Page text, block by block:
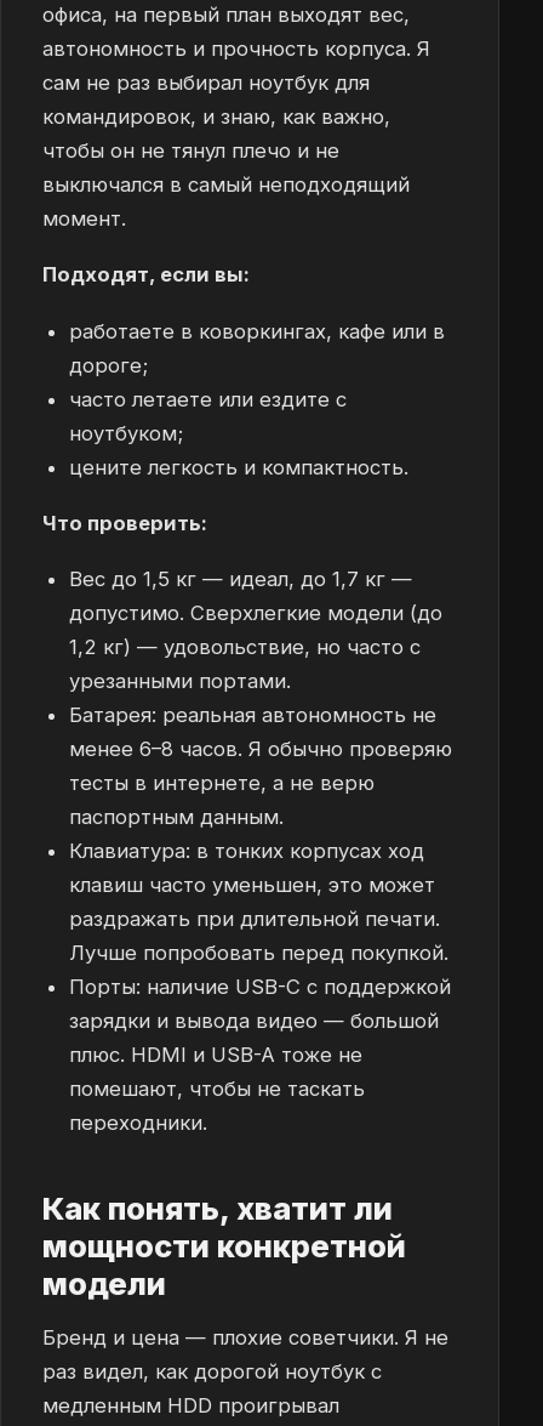
офиса, на первый план выходят вес,
автономность и прочность корпуса. Я
сам не раз выбирал ноутбук для
командировок, и знаю, как важно,
чтобы он не тянул плечо и не
выключался в самый неподходящий
момент.
Подходят, если вы:
работаете в коворкингах, кафе или в
дороге;
часто летаете или ездите с
ноутбуком;
цените легкость и компактность.
Что проверить:
Вес до 1,5 кг — идеал, до 1,7 кг —
допустимо. Сверхлегкие модели (до
1,2 кг) — удовольствие, но часто с
урезанными портами.
Батарея: реальная автономность не
менее 6–8 часов. Я обычно проверяю
тесты в интернете, а не верю
паспортным данным.
Клавиатура: в тонких корпусах ход
клавиш часто уменьшен, это может
раздражать при длительной печати.
Лучше попробовать перед покупкой.
Порты: наличие USB-C с поддержкой
зарядки и вывода видео — большой
плюс. HDMI и USB-A тоже не
помешают, чтобы не таскать
переходники.
Как понять, хватит ли
мощности конкретной
модели
Бренд и цена — плохие советчики. Я не
раз видел, как дорогой ноутбук с
медленным HDD проигрывал